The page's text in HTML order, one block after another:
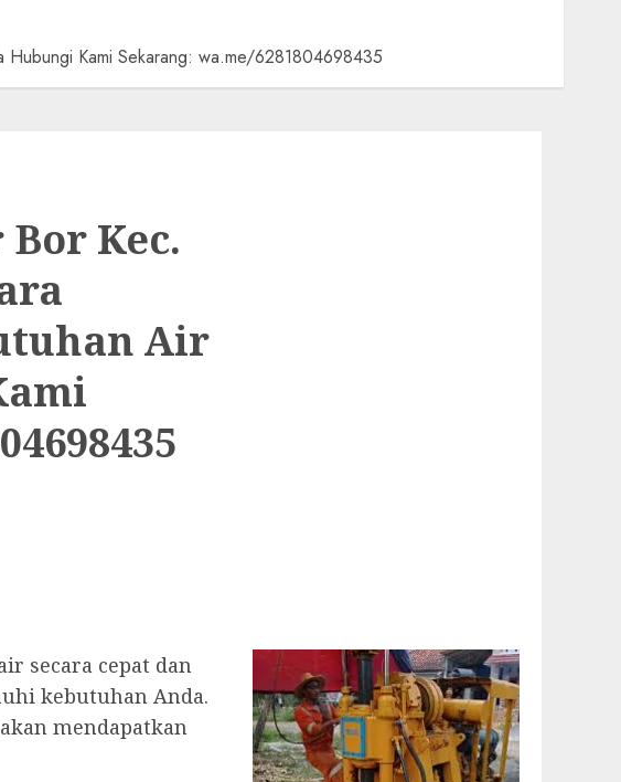
Hubungi Kami Sekarang: wa.me/6281804698435
Kec.
Air
secara cepat dan
kebutuhan Anda.
mendapatkan